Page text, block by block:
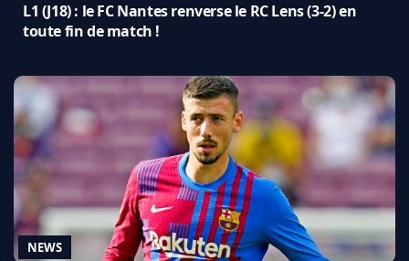
L1 (J18) : le FC Nantes renverse le RC Lens (3-2) en
toute fin de match !
NEWS